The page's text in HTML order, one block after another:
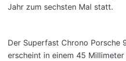
Jahr zum sechsten Mal statt.
Der Superfast Chrono Porsche
erscheint in einem 45